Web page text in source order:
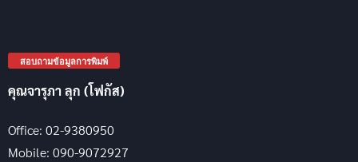
สอบถามข้อมูลการพิมพ์
คุณจารุภา ลุก (โฟกัส)
Office: 02-9380950
Mobile: 090-9072927